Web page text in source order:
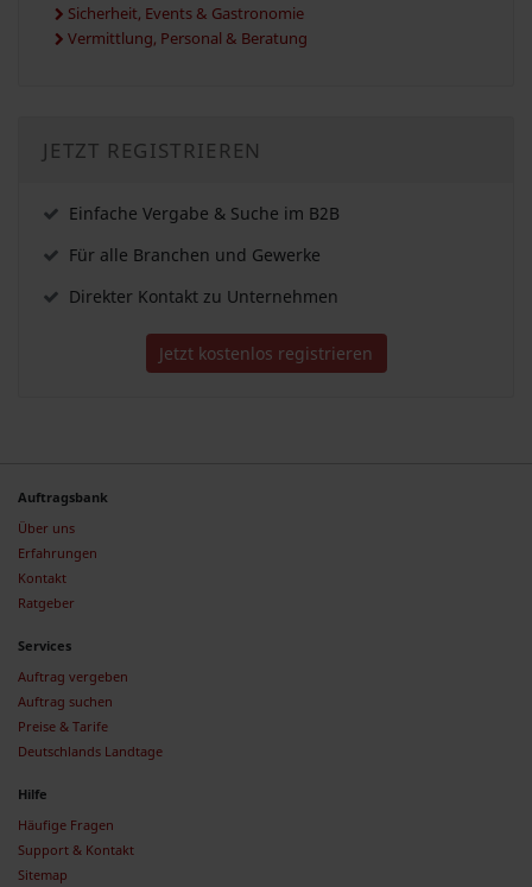
Sicherheit, Events & Gastronomie
Vermittlung, Personal & Beratung
JETZT REGISTRIEREN
Einfache Vergabe & Suche im B2B
Für alle Branchen und Gewerke
Direkter Kontakt zu Unternehmen
Jetzt kostenlos registrieren
Auftragsbank
Über uns
Erfahrungen
Kontakt
Ratgeber
Services
Auftrag vergeben
Auftrag suchen
Preise & Tarife
Deutschlands Landtage
Hilfe
Häufige Fragen
Support & Kontakt
Sitemap